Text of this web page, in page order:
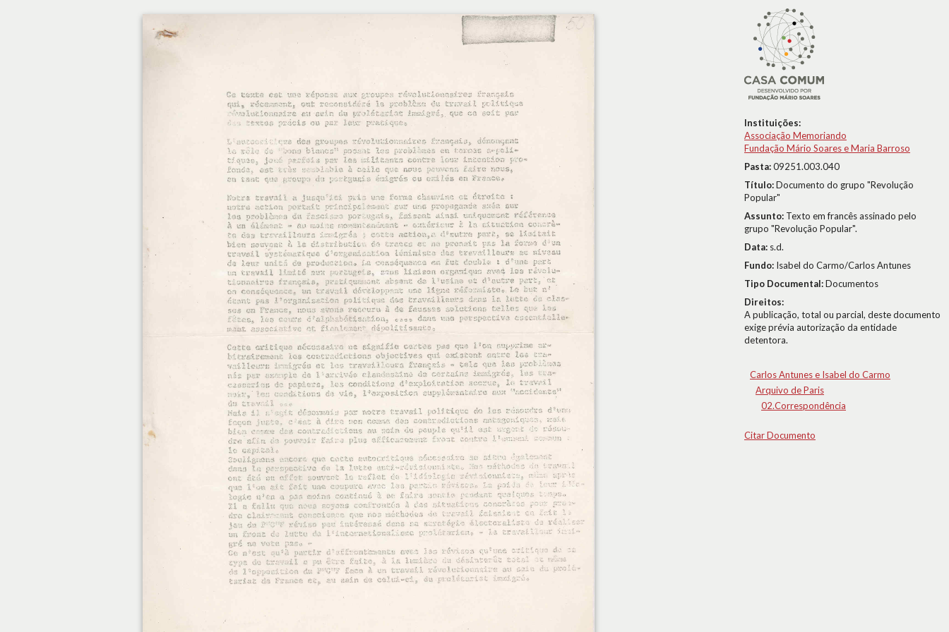
Instituições:
Associação Memoriando
Fundação Mário Soares e Maria Barroso
Pasta:09251.003.040
Título:Documento do grupo "Revolução
Popular"
Assunto: Texto em francês assinado pelo
grupo "Revolução Popular".
Data: s.d.
Fundo: Isabel do Carmo/Carlos Antunes
Tipo Documental:Documentos
Direitos:
A publicação, total ou parcial, deste documento
exige prévia autorização da entidade
detentora.
Carlos Antunes e Isabel do Carmo
Arquivo de Paris
02.Correspondência
Citar Documento